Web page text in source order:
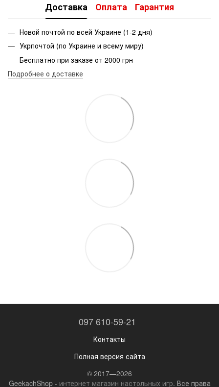
Доставка Оплата Гарантия
Новой почтой по всей Украине (1-2 дня)
Укрпочтой (по Украине и всему миру)
Бесплатно при заказе от 2000 грн
Подробнее о доставке
097 610-59-21
Контакты
Полная версия сайта
© 2017—2026
GeekachShop - интернет магазин настольных игр. Все права